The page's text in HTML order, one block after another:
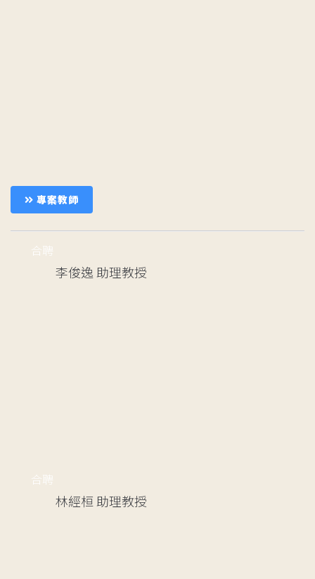
專案教師
合聘
李俊逸 助理教授
合聘
林經桓 助理教授